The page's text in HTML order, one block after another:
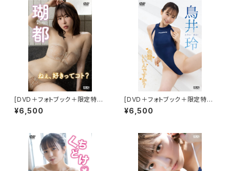
[DVD＋フォトブック＋限定特典
付き] 瑚都／ねぇ、好きってコト？
¥6,500
[DVD＋フォトブック＋限定特典
付き] 鳥井玲／先輩、いいんです
か？
¥6,500